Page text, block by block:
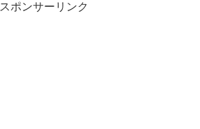
スポンサーリンク